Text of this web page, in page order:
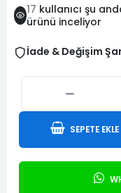
17 kullanıcı şu
ürünü inceliyor
İade & Değişim
SEPETE EKLE